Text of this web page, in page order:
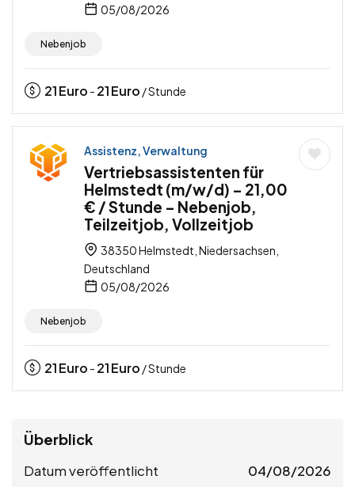
05/08/2026
Nebenjob
21Euro - 21Euro / Stunde
Assistenz, Verwaltung
Vertriebsassistenten für
Helmstedt (m/w/d) – 21,00
€ / Stunde – Nebenjob,
Teilzeitjob, Vollzeitjob
38350 Helmstedt, Niedersachsen,
Deutschland
05/08/2026
Nebenjob
21Euro - 21Euro / Stunde
Überblick
Datum veröffentlicht 04/08/2026